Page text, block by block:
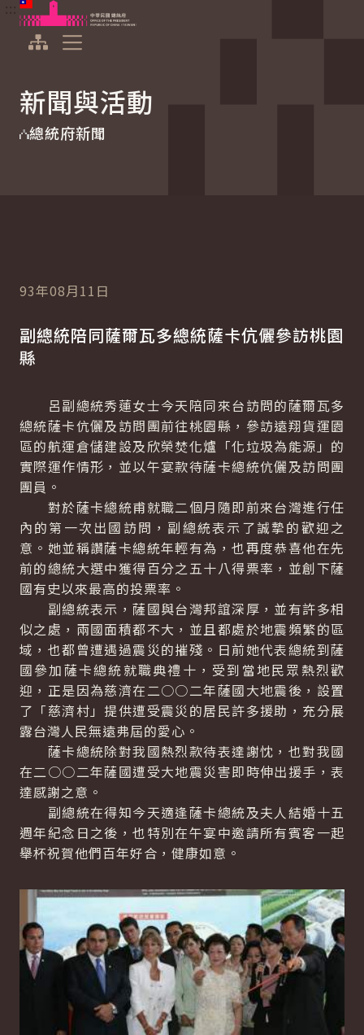
跳到主要內容
中華民國總統府
新聞與活動
總統府新聞
93年08月11日
副總統陪同薩爾瓦多總統薩卡伉儷參訪桃園
縣
呂副總統秀蓮女士今天陪同來台訪問的薩爾瓦多
總統薩卡伉儷及訪問團前往桃園縣，參訪遠翔貨運園
區的航運倉儲建設及欣榮焚化爐「化垃圾為能源」的
實際運作情形，並以午宴款待薩卡總統伉儷及訪問團
團員。
對於薩卡總統甫就職二個月隨即前來台灣進行任
內的第一次出國訪問，副總統表示了誠摯的歡迎之
意。她並稱讚薩卡總統年輕有為，也再度恭喜他在先
前的總統大選中獲得百分之五十八得票率，並創下薩
國有史以來最高的投票率。
副總統表示，薩國與台灣邦誼深厚，並有許多相
似之處，兩國面積都不大，並且都處於地震頻繁的區
域，也都曾遭遇過震災的摧殘。日前她代表總統到薩
國參加薩卡總統就職典禮十，受到當地民眾熱烈歡
迎，正是因為慈濟在二○○二年薩國大地震後，設置
了「慈濟村」提供遭受震災的居民許多援助，充分展
露台灣人民無遠弗屆的愛心。
薩卡總統除對我國熱烈款待表達謝忱，也對我國
在二○○二年薩國遭受大地震災害即時伸出援手，表
達感謝之意。
副總統在得知今天適逢薩卡總統及夫人結婚十五
週年紀念日之後，也特別在午宴中邀請所有賓客一起
舉杯祝賀他們百年好合，健康如意。